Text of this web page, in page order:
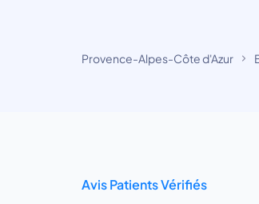
Provence-Alpes-Côte d'Azur
Avis Patients Vérifiés